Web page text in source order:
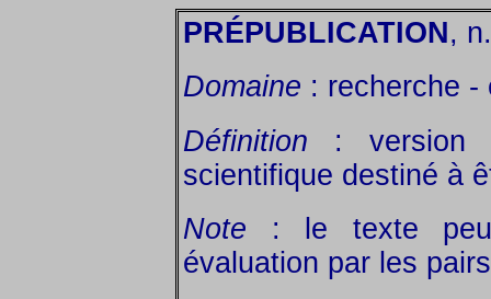
PRÉPUBLICATION,
Domaine : recherche -
Définition : version
scientifique destiné à
Note : le texte
évaluation par les